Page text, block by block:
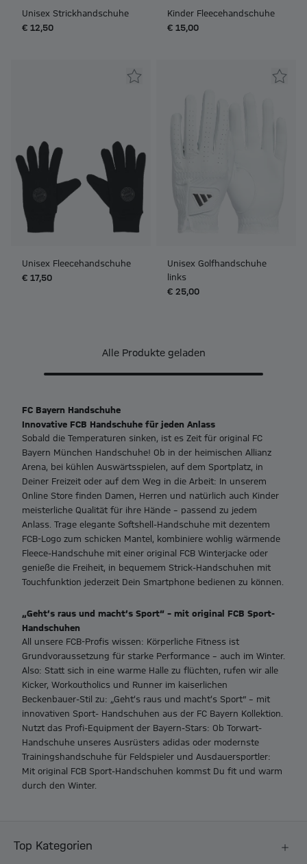
Unisex Strickhandschuhe
€ 12,50
Kinder Fleecehandschuhe
€ 15,00
Unisex Fleecehandschuhe
€ 17,50
Unisex Golfhandschuhe
links
€ 25,00
Alle Produkte geladen
FC Bayern Handschuhe
Innovative FCB Handschuhe für jeden Anlass
Sobald die Temperaturen sinken, ist es Zeit für original FC
Bayern München Handschuhe! Ob in der heimischen Allianz
Arena, bei kühlen Auswärtsspielen, auf dem Sportplatz, in
Deiner Freizeit oder auf dem Weg in die Arbeit: In unserem
Online Store finden Damen, Herren und natürlich auch Kinder
meisterliche Qualität für ihre Hände – passend zu jedem
Anlass. Trage elegante Softshell-Handschuhe mit dezentem
FCB-Logo zum schicken Mantel, kombiniere wohlig wärmende
Fleece-Handschuhe mit einer original FCB Winterjacke oder
genieße die Freiheit, in bequemem Strick-Handschuhen mit
Touchfunktion jederzeit Dein Smartphone bedienen zu können.
„Geht’s raus und macht’s Sport“ – mit original FCB Sport-
Handschuhen
All unsere FCB-Profis wissen: Körperliche Fitness ist
Grundvoraussetzung für starke Performance – auch im Winter.
Also: Statt sich in eine warme Halle zu flüchten, rufen wir alle
Kicker, Workoutholics und Runner im kaiserlichen
Beckenbauer-Stil zu: „Geht’s raus und macht’s Sport“ – mit
innovativen Sport- Handschuhen aus der FC Bayern Kollektion.
Nutzt das Profi-Equipment der Bayern-Stars: Ob Torwart-
Handschuhe unseres Ausrüsters adidas oder modernste
Trainingshandschuhe für Feldspieler und Ausdauersportler:
Mit original FCB Sport-Handschuhen kommst Du fit und warm
durch den Winter.
Top Kategorien